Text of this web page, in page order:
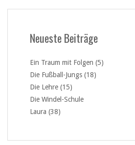
Neueste Beiträge
Ein Traum mit Folgen (5)
Die Fußball-Jungs (18)
Die Lehre (15)
Die Windel-Schule
Laura (38)